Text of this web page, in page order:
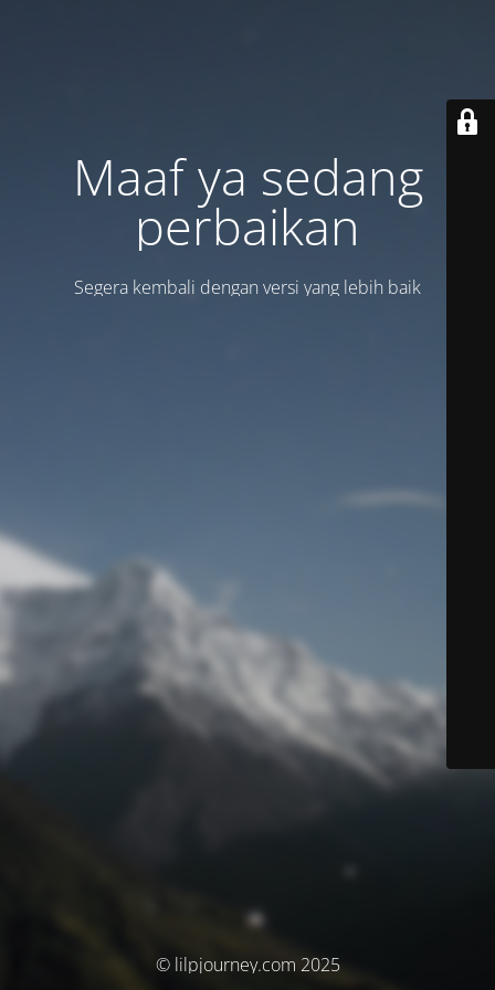
Maaf ya sedang
perbaikan
Segera kembali dengan versi yang lebih baik
© lilpjourney.com 2025